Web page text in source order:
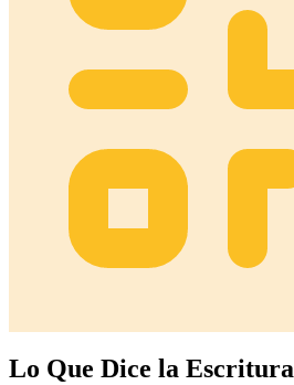
Lo Que Dice la Escritura